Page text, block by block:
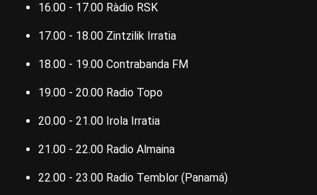
16.00 - 17.00 Ràdio RSK
17.00 - 18.00 Zintzilik Irratia
18.00 - 19.00 Contrabanda FM
19.00 - 20.00 Radio Topo
20.00 - 21.00 Irola Irratia
21.00 - 22.00 Radio Almaina
22.00 - 23.00 Radio Temblor (Panamá)